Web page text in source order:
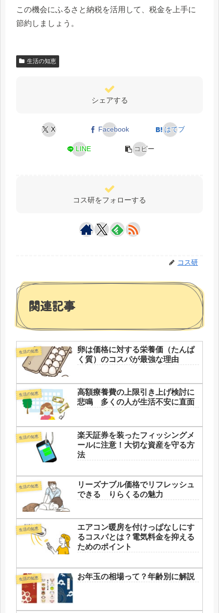
この機会にふるさと納税を活用して、税金を上手に
節約しましょう。
生活の知恵
シェアする
X Facebook はてブ
LINE コピー
コス研をフォローする
コス研
関連記事
生活の知恵
卵は価格に対する栄養価（たんぱ
く質）のコスパが最強な理由
生活の知恵
高額療養費の上限引き上げ検討に
悲鳴 多くの人が生活不安に直面
生活の知恵
楽天証券を装ったフィッシングメ
ールに注意！大切な資産を守る方
法
生活の知恵
リーズナブル価格でリフレッシュ
できる りらくるの魅力
生活の知恵
エアコン暖房を付けっぱなしにす
るコスパとは？電気料金を抑える
ためのポイント
生活の知恵 お年玉の相場って？年齢別に解説